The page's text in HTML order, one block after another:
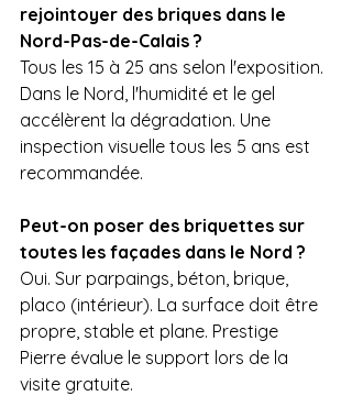
rejointoyer des briques dans le
Nord-Pas-de-Calais ?
Tous les 15 à 25 ans selon l'exposition.
Dans le Nord, l'humidité et le gel
accélèrent la dégradation. Une
inspection visuelle tous les 5 ans est
recommandée.
Peut-on poser des briquettes sur
toutes les façades dans le Nord ?
Oui. Sur parpaings, béton, brique,
placo (intérieur). La surface doit être
propre, stable et plane. Prestige
Pierre évalue le support lors de la
visite gratuite.